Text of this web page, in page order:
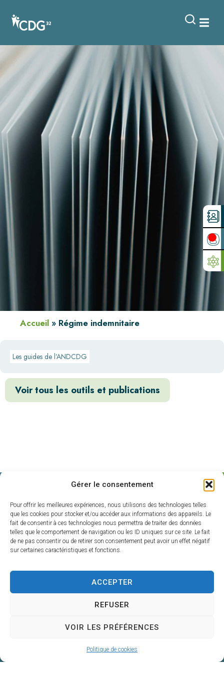
Gérer le consentement
Pour offrir les meilleures expériences, nous utilisons des technologies telles
que les cookies pour stocker et/ou accéder aux informations des appareils. Le
fait de consentir à ces technologies nous permettra de traiter des données
telles que le comportement de navigation ou les ID uniques sur ce site. Le fait
de ne pas consentir ou de retirer son consentement peut avoir un effet négatif
sur certaines caractéristiques et fonctions.
ACCEPTER
REFUSER
VOIR LES PRÉFÉRENCES
Politique de cookies
Régime indemnitaire
Accueil » Régime indemnitaire
Les guides de l’ANDCDG
Voir tous les outils et publications
A vos côtés chaque jour
Territoriale du Gers
4, Place du Maréchal Lannes
05 62 60 15 00